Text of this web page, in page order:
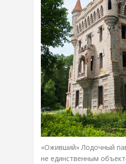
«Оживший» Лодочный
не единственным